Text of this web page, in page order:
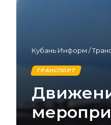
Кубань Информ /
ТРАНСПОРТ